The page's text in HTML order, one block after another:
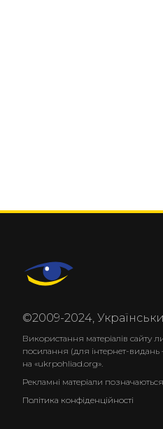
©2009-2024,
Використання матеріалів сайту
посилання (для інтернет-
на «ukrpohliad.org».
Рекламні матеріали
Політика конфіденційності